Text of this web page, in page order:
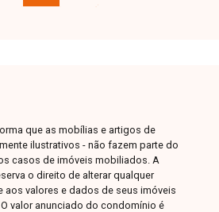
que as mobílias e artigos de
ilustrativos - não fazem parte do
casos de imóveis mobiliados. A
o direito de alterar qualquer
aos valores e dados de seus imóveis
valor anunciado do condomínio é